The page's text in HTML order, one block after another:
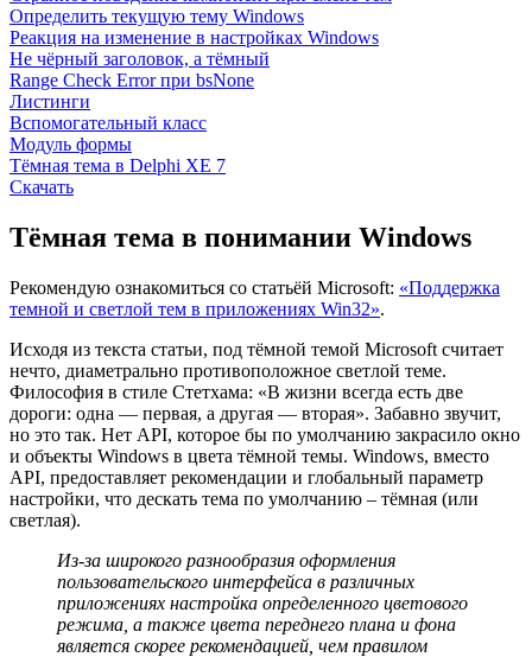
Определить текущую тему Windows
Реакция на изменение в настройках Windows
Не чёрный заголовок, а тёмный
Range Check Error при bsNone
Листинги
Вспомогательный класс
Модуль формы
Тёмная тема в Delphi XE 7
Скачать
Тёмная тема в понимании Windows
Рекомендую ознакомиться со статьёй Microsoft: «Поддержка
темной и светлой тем в приложениях Win32».
Исходя из текста статьи, под тёмной темой Microsoft считает
нечто, диаметрально противоположное светлой теме.
Философия в стиле Стетхама: «В жизни всегда есть две
дороги: одна — первая, а другая — вторая». Забавно звучит,
но это так. Нет API, которое бы по умолчанию закрасило окно
и объекты Windows в цвета тёмной темы. Windows, вместо
API, предоставляет рекомендации и глобальный параметр
настройки, что дескать тема по умолчанию – тёмная (или
светлая).
Из-за широкого разнообразия оформления
пользовательского интерфейса в различных
приложениях настройка определенного цветового
режима, а также цвета переднего плана и фона
является скорее рекомендацией, чем правилом